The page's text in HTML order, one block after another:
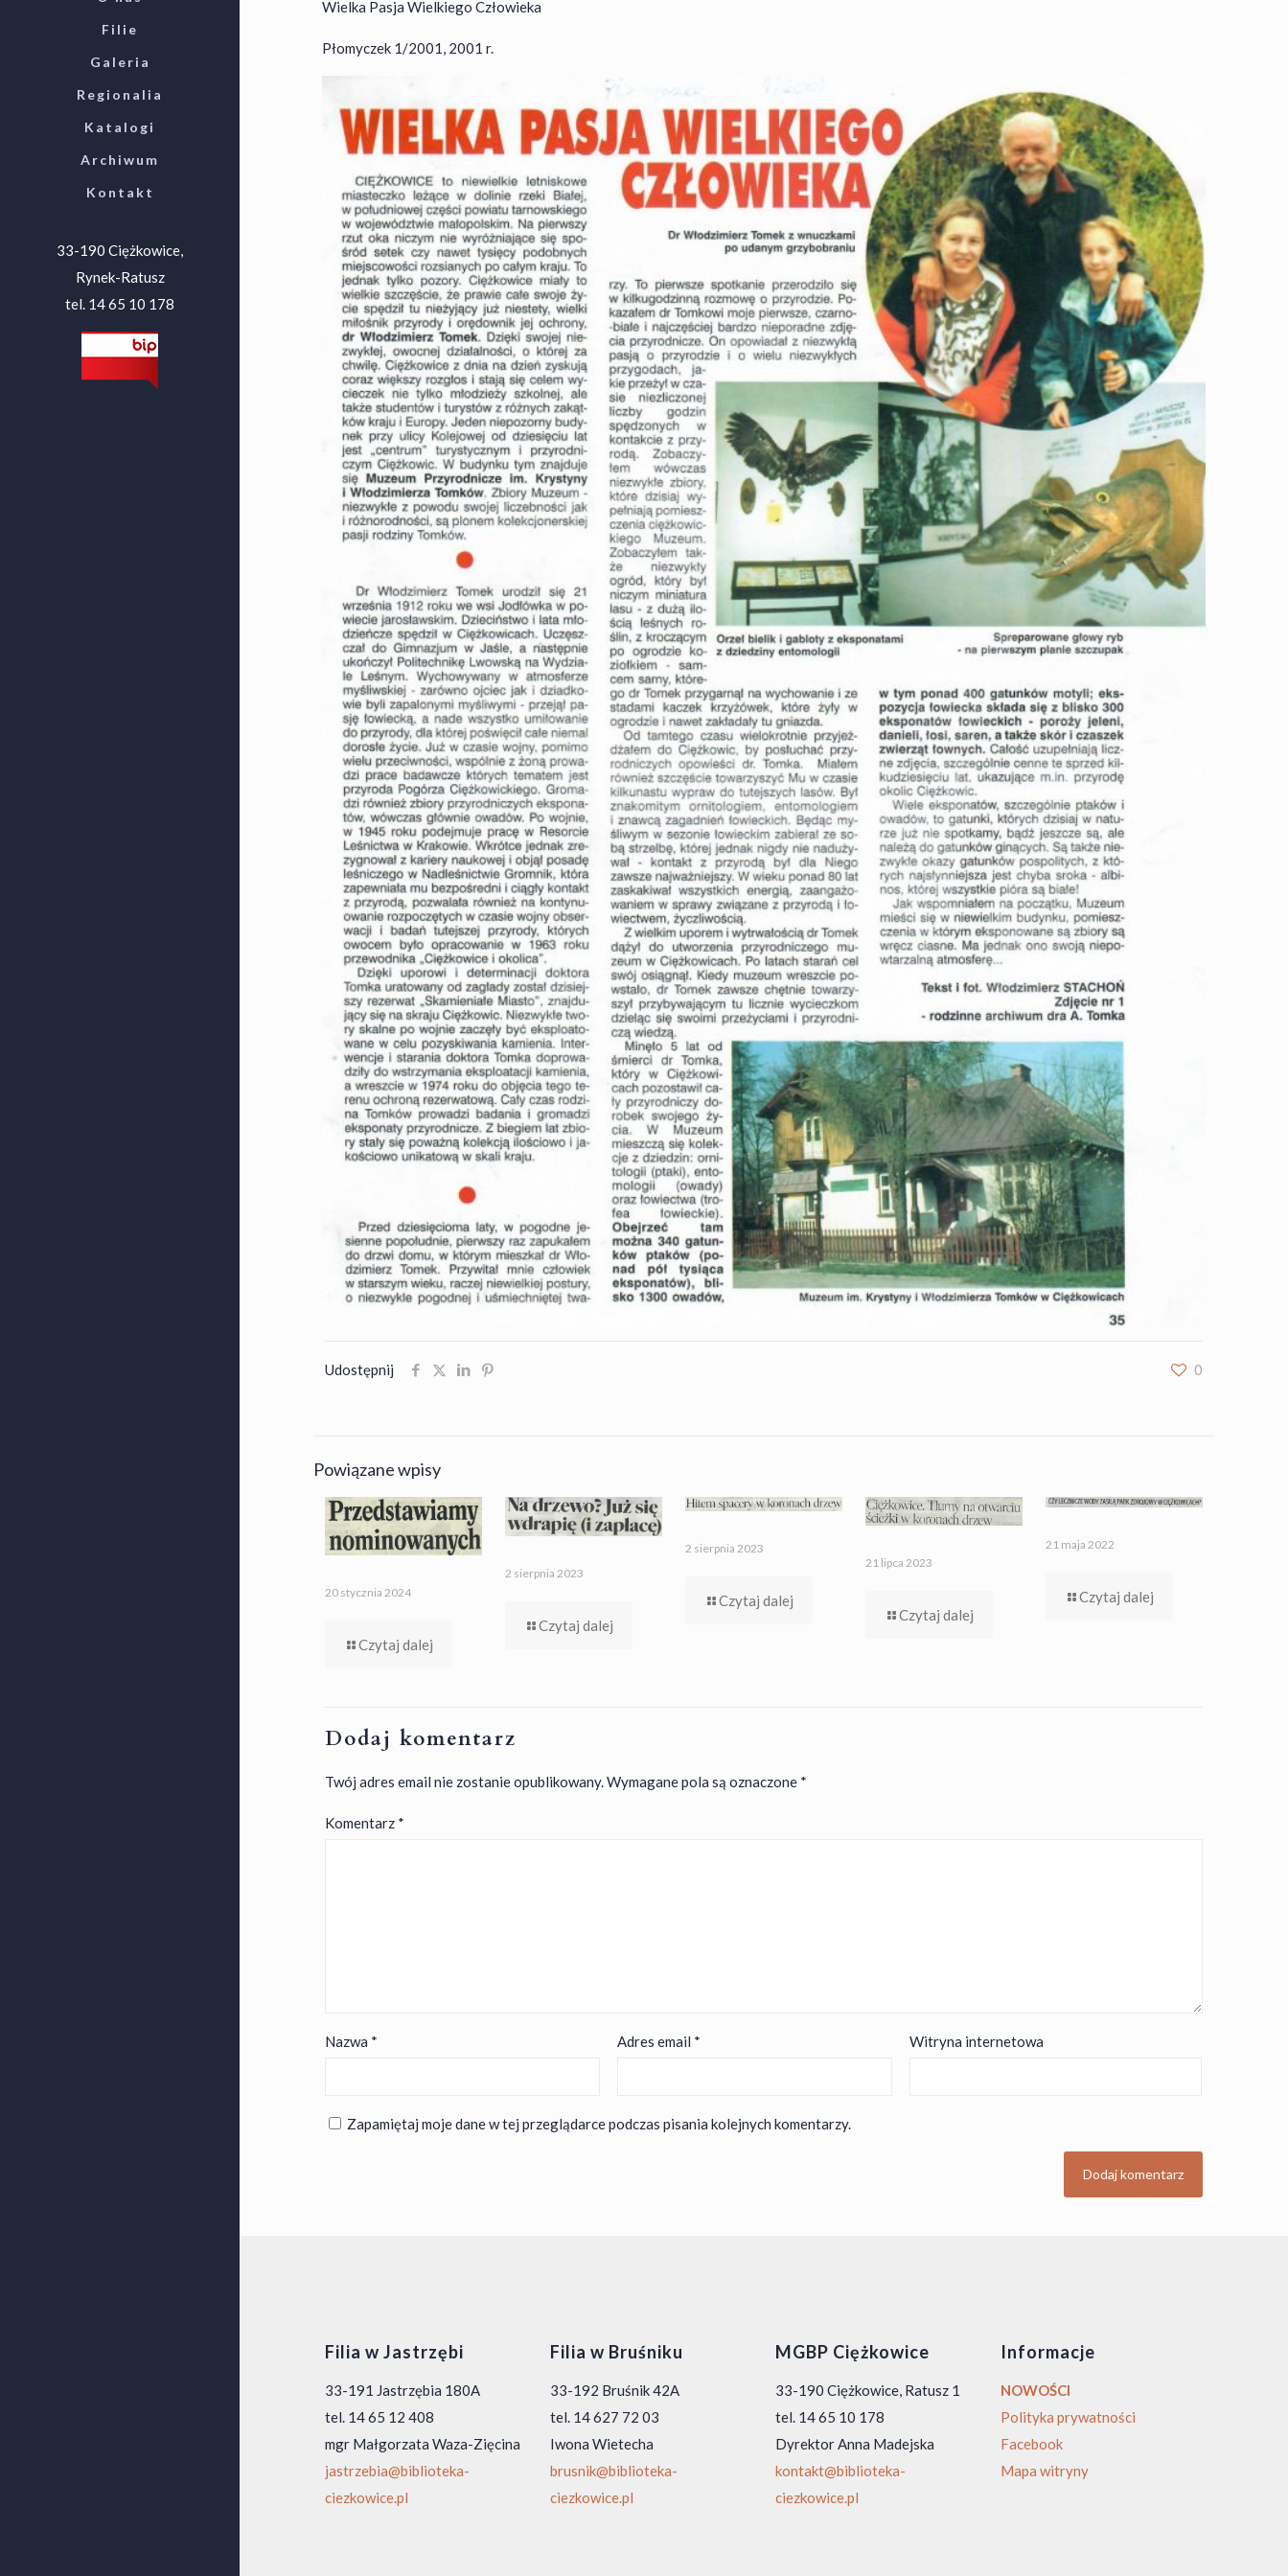
Filie
Galeria
Regionalia
Katalogi
Archiwum
Kontakt
33-190 Ciężkowice,
Rynek-Ratusz
tel. 14 65 10 178
Wielka Pasja Wielkiego Człowieka
Płomyczek 1/2001, 2001 r.
Udostępnij 0
Powiązane wpisy
20 stycznia 2024
Czytaj dalej
2 sierpnia 2023
Czytaj dalej
2 sierpnia 2023
Czytaj dalej
21 lipca 2023
Czytaj dalej
21 maja 2022
Czytaj dalej
Dodaj komentarz
Twój adres email nie zostanie opublikowany.Wymagane pola są oznaczone *
Komentarz *
Nazwa * Adres email * Witryna internetowa
Zapamiętaj moje dane w tej przeglądarce podczas pisania kolejnych komentarzy.
Filia w Jastrzębi
33-191 Jastrzębia 180A
tel. 14 65 12 408
mgr Małgorzata Waza-Zięcina
jastrzebia@biblioteka-
ciezkowice.pl
Filia w Bruśniku
33-192 Bruśnik 42A
tel. 14 627 72 03
Iwona Wietecha
brusnik@biblioteka-
ciezkowice.pl
MGBP Ciężkowice
33-190 Ciężkowice, Ratusz 1
tel. 14 65 10 178
Dyrektor Anna Madejska
kontakt@biblioteka-
ciezkowice.pl
Informacje
NOWOŚCI
Polityka prywatności
Facebook
Mapa witryny